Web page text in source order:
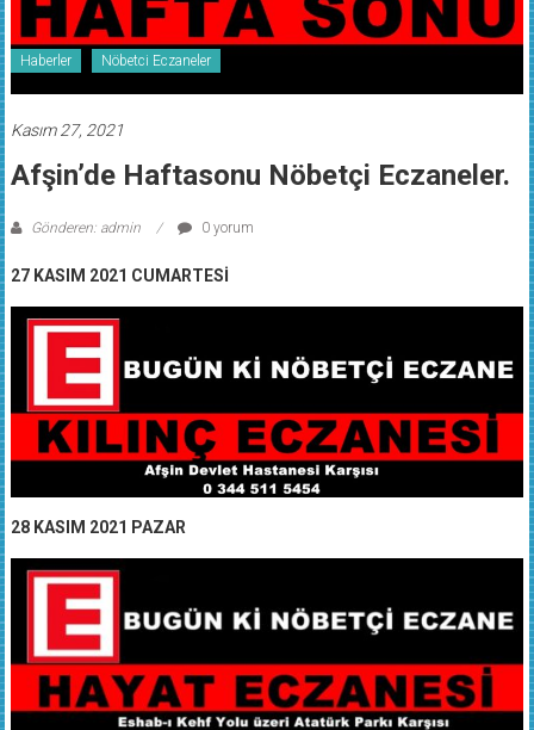
Haberler Nöbetci Eczaneler
Kasım 27, 2021
Afşin’de Haftasonu Nöbetçi Eczaneler.
Gönderen: admin 0 yorum
27 KASIM 2021 CUMARTESİ
28 KASIM 2021 PAZAR